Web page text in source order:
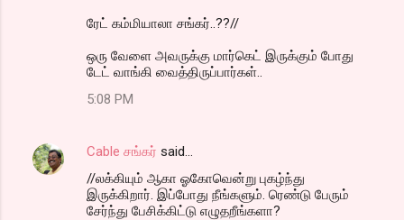
ரேட் கம்மியாலா சங்கர்..??//
ஒரு வேளை அவருக்கு மார்கெட் இருக்கும் போது
டேட் வாங்கி வைத்திருப்பார்கள்..
5:08 PM
Cable சங்கர் said…
//லக்கியும் ஆகா ஓகோவென்று புகழ்ந்து
இருக்கிறார். இப்போது நீங்களும். ரெண்டு பேரும்
சேர்ந்து பேசிக்கிட்டு எழுதறீங்களா?